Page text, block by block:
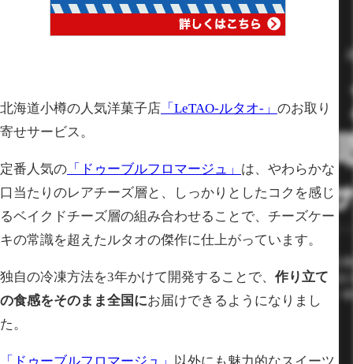
北海道小樽の人気洋菓子店 「LeTAO-ルタオ-」 のお取り
寄せサービス。
定番人気の 「ドゥーブルフロマージュ」 は、やわらかな
口当たりのレアチーズ層と、しっかりとしたコクを感じ
るベイクドチーズ層の組み合わせることで、チーズケー
キの常識を超えたルタオの傑作に仕上がっています。
独自の冷凍方法を3年かけて開発することで、 作り立て
の食感をそのまま全国にお届けできるようになりまし
た。